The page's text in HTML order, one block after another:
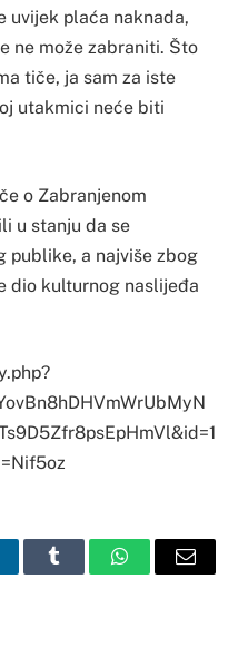
uvijek plaća naknada,
ne može zabraniti. Što
tiče, ja sam za iste
utakmici neće biti
o Zabranjenom
u stanju da se
publike, a najviše zbog
dio kulturnog naslijeđa
Tumblr WhatsAppEmail